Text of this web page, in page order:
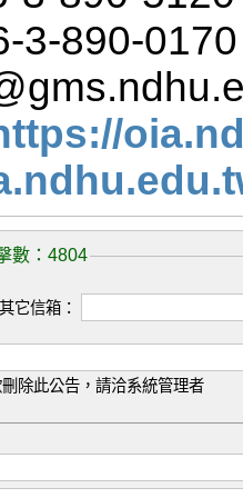
3-890-0170
數：4804
其它信箱：
除此公告，請洽系統管理者